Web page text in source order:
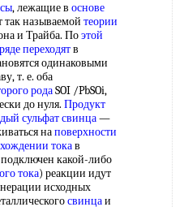
, лежащие в основе
называемой теории
и Трайба. Поэтой
переходятв
одинаковыми
т. е. оба
родаSOI /PbSOi,
до нуля. Продукт
сульфатсвинца—
наповерхности
токав
какой-либо
тока) реакции идут
исходных
свинцаи